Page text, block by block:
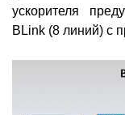
ускорителя
BLink (8 линий) с